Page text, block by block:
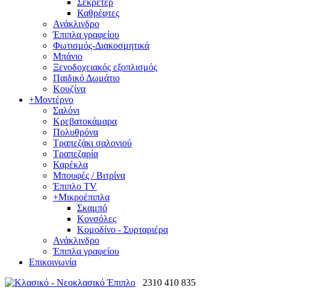
Σεκρετέρ
Καθρέφτες
Ανάκλινδρο
Έπιπλα γραφείου
Φωτισμός-Διακοσμητικά
Μπάνιο
Ξενοδοχειακός εξοπλισμός
Παιδικό Δωμάτιο
Κουζίνα
+Μοντέρνο
Σαλόνι
Κρεβατοκάμαρα
Πολυθρόνα
Τραπεζάκι σαλονιού
Τραπεζαρία
Καρέκλα
Μπουφές / Βιτρίνα
Έπιπλο TV
+Μικροέπιπλα
Σκαμπό
Κονσόλες
Κομοδίνο - Συρταριέρα
Ανάκλινδρο
Έπιπλα γραφείου
Επικοινωνία
2310 410 835